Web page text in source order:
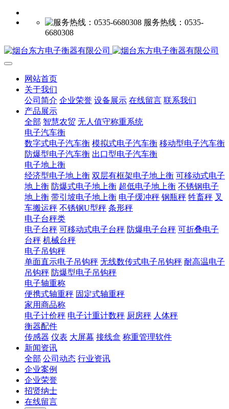
服务热线：0535-
6680308
网站首页
关于我们
公司简介 企业荣誉 设备展示 在线留言 联系我们
产品展示
全部 智慧农贸 无人值守称重系统
电子汽车衡
数字式电子汽车衡 模拟式电子汽车衡 移动型电子汽车衡
防爆型电子汽车衡 出口型电子汽车衡
电子地上衡
经济型电子地上衡 双层有框架电子地上衡 可移动式电子
地上衡 防爆式电子地上衡 超低电子地上衡 不锈钢电子
地上衡 带引坡电子地上衡 电子缓冲秤 钢瓶秤 牲畜秤 叉
车搬运秤 不锈钢U型秤 条形秤
电子台秤类
电子台秤 可移动式电子台秤 防爆电子台秤 可折叠电子
台秤 机械台秤
电子吊钩秤
单面直示电子吊钩秤 无线数传式电子吊钩秤 耐高温电子
吊钩秤 防爆型电子吊钩秤
电子轴重称
便携式轴重秤 固定式轴重秤
家用商品称
电子计价秤 电子计重计数秤 厨房秤 人体秤
衡器配件
传感器 仪表 大屏幕 接线盒 称重管理软件
新闻资讯
全部 公司动态 行业资讯
企业案例
企业荣誉
招贤纳士
在线留言